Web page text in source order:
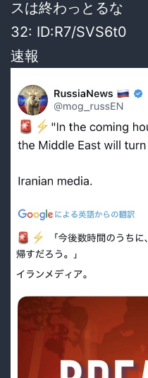
スは終わっとるな
32: ID:R7/SVS6t0
速報